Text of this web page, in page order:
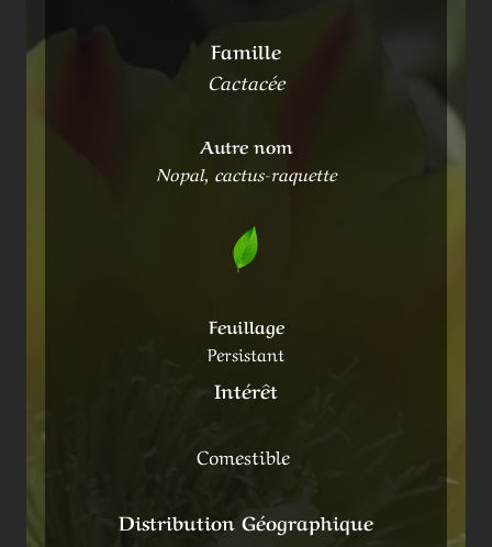
Famille
Cactacée
Autre nom
Nopal, cactus-raquette
Feuillage
Persistant
Intérêt
Comestible
Distribution Géographique